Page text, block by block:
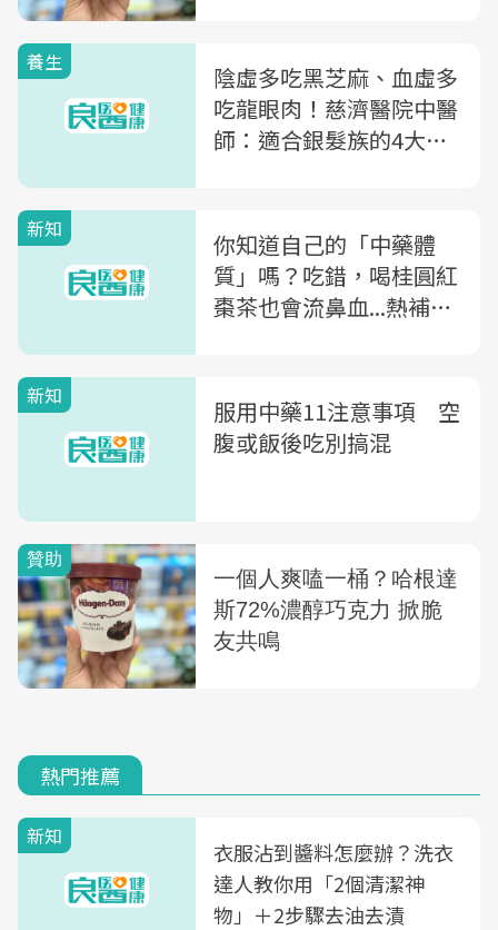
養生
陰虛多吃黑芝麻、血虛多
吃龍眼肉！慈濟醫院中醫
師：適合銀髮族的4大類
新知
你知道自己的「中藥體
質」嗎？吃錯，喝桂圓紅
棗茶也會流鼻血...熱補、
新知
服用中藥11注意事項 空
腹或飯後吃別搞混
熱門推薦
新知
衣服沾到醬料怎麼辦？洗衣
達人教你用「2個清潔神
物」＋2步驟去油去漬